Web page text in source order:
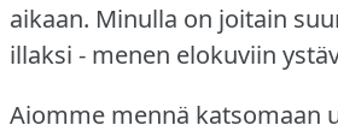
aikaan. Minulla on joitain
illaksi - menen elokuviin
Aiomme mennä katsomaan